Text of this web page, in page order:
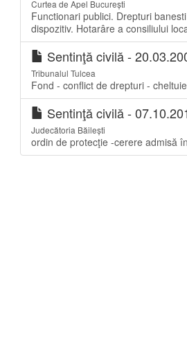
Curtea de Apel București
Functionari publici. Drepturi
dispozitiv. Hotarâre a consiliului
Sentinţă civilă -
Tribunalul Tulcea
Fond - conflict de drepturi -
Sentinţă civilă -
Judecătoria Băilești
ordin de protecţie -cerere admisă